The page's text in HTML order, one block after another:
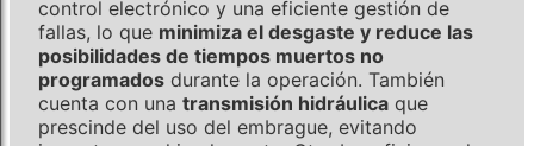
control electrónico y una eficiente gestión de
fallas, lo que minimiza el desgaste y reduce las
posibilidades de tiempos muertos no
programados durante la operación. También
cuenta con una transmisión hidráulica que
prescinde del uso del embrague, evitando